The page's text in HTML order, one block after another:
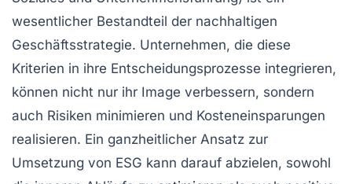
wesentlicher Bestandteil der nachhaltigen
Geschäftsstrategie. Unternehmen, die diese
Kriterien in ihre Entscheidungsprozesse integrieren,
können nicht nur ihr Image verbessern, sondern
auch Risiken minimieren und Kosteneinsparungen
realisieren. Ein ganzheitlicher Ansatz zur
Umsetzung von ESG kann darauf abzielen, sowohl